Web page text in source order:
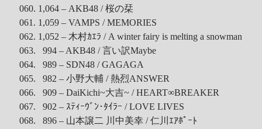
060. 1,064 – AKB48 / 桜の栞
061. 1,059 – VAMPS / MEMORIES
062. 1,052 – 木村ｶｴﾗ / A winter fairy is melting a snowman
063. 994 – AKB48 / 言い訳Maybe
064. 989 – SDN48 / GAGAGA
065. 982 – 小野大輔 / 熱烈ANSWER
066. 909 – DaiKichi~大吉~ / HEART∞BREAKER
067. 902 – ｽﾃｨｰｳﾞﾝ･ﾀｲﾗｰ / LOVE LIVES
068. 896 – 山本譲二 川中美幸 / 仁川ｴｱﾎﾟｰﾄ